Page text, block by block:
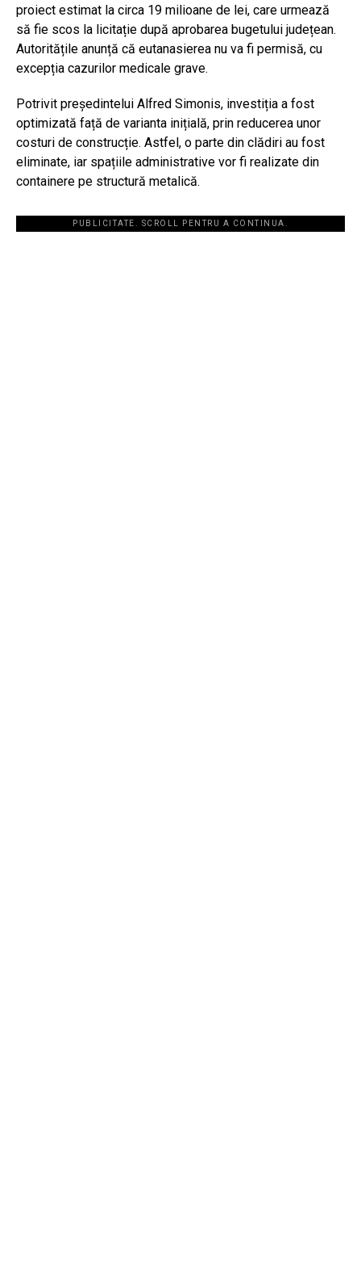
proiect estimat la circa 19 milioane de lei, care urmează
să fie scos la licitație după aprobarea bugetului județean.
Autoritățile anunță că eutanasierea nu va fi permisă, cu
excepția cazurilor medicale grave.
Potrivit președintelui Alfred Simonis, investiția a fost
optimizată față de varianta inițială, prin reducerea unor
costuri de construcție. Astfel, o parte din clădiri au fost
eliminate, iar spațiile administrative vor fi realizate din
containere pe structură metalică.
PUBLICITATE. SCROLL PENTRU A CONTINUA.